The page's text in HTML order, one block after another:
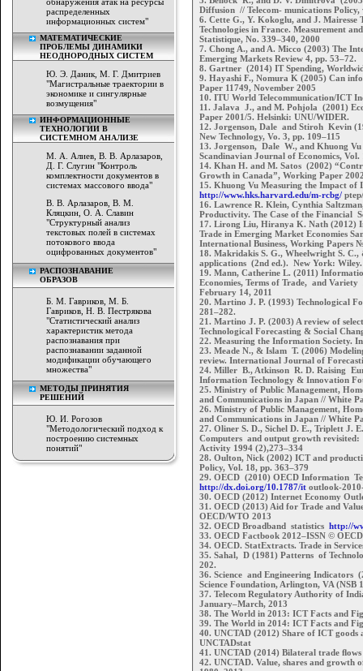
распределенных
информационных систем"
МАТЕМАТИЧЕСКИЕ
ПРОБЛЕМЫ ДИНАМИКИ
НЕОДНОРОДНЫХ СИСТЕМ
Ю. Э. Даник, М. Г. Дмитриев
"Магистральные траектории в
экономике и сингулярные
возмущения"
ИНФОРМАЦИОННЫЕ
ТЕХНОЛОГИИ В
СИСТЕМНОМ АНАЛИЗЕ
М. А. Алиев, В. В. Арлазаров,
Д. Г. Слугин "Контроль
комплектности документов в
системах массового ввода"
В. В. Арлазаров, В. М.
Кляцкин, О. А. Славин
"Структурный анализ
текстовых полей в системах
потокового ввода
оцифрованных документов"
РАСПОЗНАВАНИЕ
ОБРАЗОВ
Б. М. Гавриков, М. Б.
Гавриков, Н. В. Пестрякова
"Статистический анализ
характеристик метода
распознавания при
распознавании заданной
модификации обучающего
множества"
МЕТОДЫ ПРИНЯТИЯ
РЕШЕНИЙ
Ю. И. Рогозов
"Методологический подход к
построению системных
понятий"
Diffusion // Telecom- munications
6. Cette G., Y. Kokoglu, and J.
Technologies in France. Measurement
Statistique, No. 339–340, 2000
7. Chong A., and A. Micco (2003) The
Emerging Markets Review 4, pp. 53–72.
8. Gartner (2014) IT Spending,
9. Hayashi F., Nomura K (2005) Can
Paper 11749, November 2005
10. ITU World Telecommunication/ICT
11. Jalava J., and M. Pohjola (2001)
Paper 2001/5. Helsinki: UNU/WIDER.
12. Jorgenson, Dale and Stiroh Kevin
New Technology, Vo. 3, pp. 109–115
13. Jorgenson, Dale W., and Khuong
Scandinavian Journal of Economics, Vol.
14. Khan H. and M. Satos (2002)
Growth in Canada”, Working Paper
15. Khuong Vu Measuring the Impact of
http://www.hks.harvard.edu/m-rcbg/
16. Lawrence R. Klein, Cynthia
Productivity. The Case of the Financial
17. Lirong Liu, Hiranya K. Nath (2012)
Trade in Emerging Market Economies
International Business, Working Papers
18. Makridakis S. G., Wheelwright S.
applications (2nd ed.). New York: Wiley.
19. Mann, Catherine L. (2011)
Economies, Terms of Trade, and
February 14, 2011
20. Martino J. P. (1993) Technological
281–282.
21. Martino J. P. (2003) A review of
Technological Forecasting & Social
22. Measuring the Information Society.
23. Meade N., & Islam T. (2006)
review. International Journal of
24. Miller B., Atkinson R. D. Raising
Information Technology & Innovation
25. Ministry of Public Management,
and Communications in Japan // White
26. Ministry of Public Management,
and Communications in Japan // White
27. Oliner S. D., Sichel D. E., Triplett J.
Computers and output growth revisited:
Activity 1994 (2),273–334
28. Oulton, Nick (2002) ICT and
Policy, Vol. 18, pp. 363–379
29. OECD (2010) OECD Information
http://dx.doi.org/10.1787/it outlook-
30. OECD (2012) Internet Economy
31. OECD (2013) Aid for Trade and
OECD/WTO 2013
32. OECD Broadband statistics http://
33. OECD Factbook 2012–ISSN ©
34. OECD. StatExtracts. Trade in
35. Sahal, D (1981) Patterns of
202.
36. Science and Engineering Indicators
Science Foundation, Arlington, VA (NSB
37. Telecom Regulatory Authority of
January–March, 2013
38. The World in 2013: ICT Facts and
39. The World in 2014: ICT Facts and
40. UNCTAD (2012) Share of ICT
UNCTADstat
41. UNCTAD (2014) Bilateral trade
42. UNCTAD. Value, shares and growth